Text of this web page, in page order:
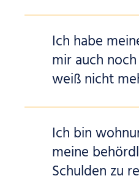
Ich habe
mir auch
weiß nicht
Ich bin
meine
Schulden zu